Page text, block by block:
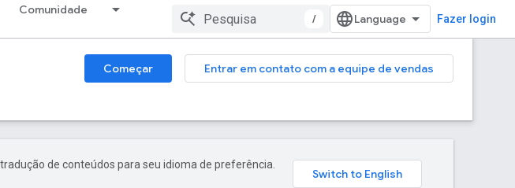
Comunidade
/ Fazer login
Começar
Entrar em contato com a equipe de vendas
de conteúdos para seu idioma de preferência.